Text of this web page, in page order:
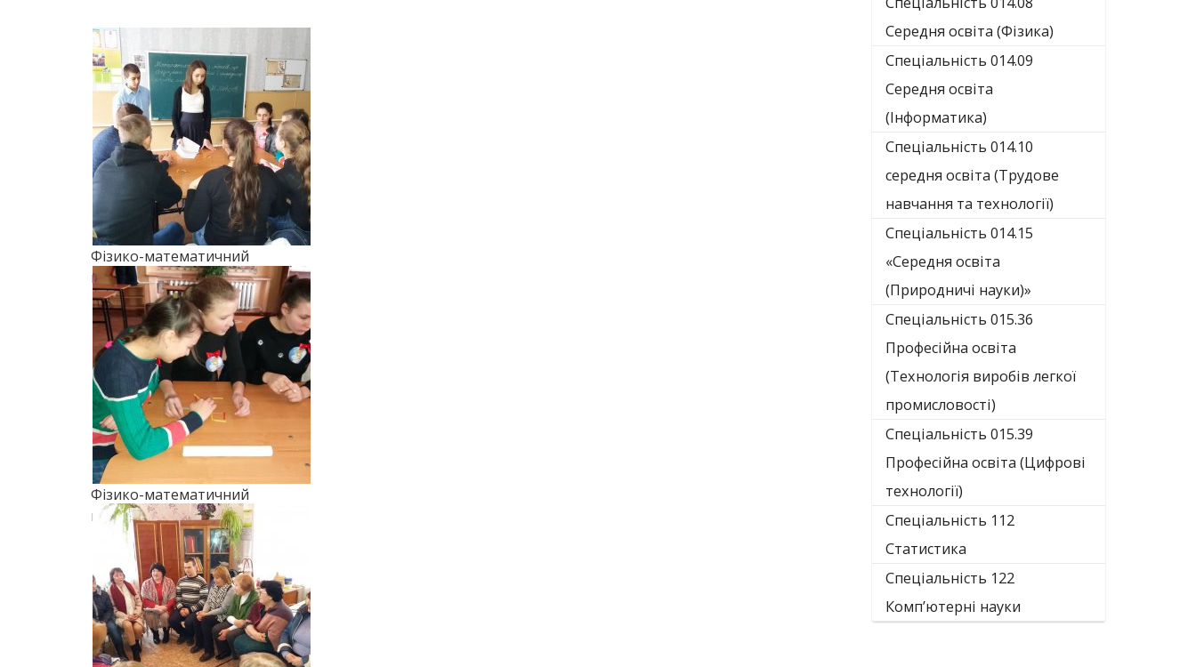
Фізико-математичний
марафон (2018)
Фізико-математичний
марафон (2018)
Середня освіта (Фізика)
Спеціальність 014.09
Середня освіта
(Інформатика)
Спеціальність 014.10
середня освіта (Трудове
навчання та технології)
Спеціальність 014.15
«Середня освіта
(Природничі науки)»
Спеціальність 015.36
Професійна освіта
(Технологія виробів легкої
промисловості)
Спеціальність 015.39
Професійна освіта (Цифрові
технології)
Спеціальність 112
Статистика
Спеціальність 122
Комп’ютерні науки